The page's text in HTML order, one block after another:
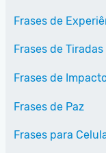
Frases de
Frases de Tiradas
Frases de
Frases de Paz
Frases para